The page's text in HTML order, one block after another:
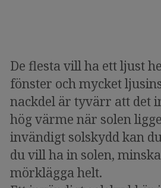
De flesta vill ha ett ljust
fönster och mycket
nackdel är tyvärr att det
hög värme när solen
invändigt solskydd kan
du vill ha in solen,
mörklägga helt.